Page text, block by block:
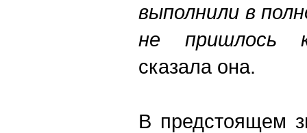
выполнили в
не пришлось
сказала она.
В предстоящем